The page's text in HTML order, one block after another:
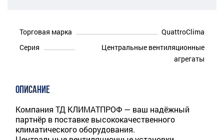
Торговая марка
QuattroClima
Серия
Центральные вентиляционные
агрегаты
ОПИСАНИЕ
Компания ТД КЛИМАТПРОФ — ваш надёжный
партнёр в поставке высококачественного
климатического оборудования.